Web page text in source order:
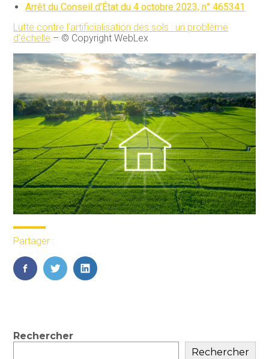
Arrêt du Conseil d’État du 4 octobre 2023, n° 465341
Lutte contre l’artificialisation des sols : un problème
d’échelle – © Copyright WebLex
Partager :
FaceBook
TwitterLinkedIn
Blog
Rechercher
Rechercher